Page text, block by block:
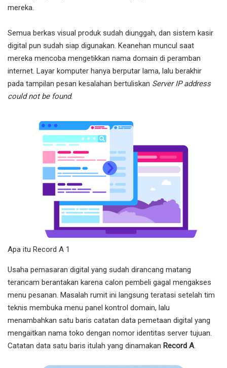
mereka.
Semua berkas visual produk sudah diunggah, dan sistem kasir
digital pun sudah siap digunakan. Keanehan muncul saat
mereka mencoba mengetikkan nama domain di peramban
internet. Layar komputer hanya berputar lama, lalu berakhir
pada tampilan pesan kesalahan bertuliskan Server IP address
could not be found.
Apa itu Record A 1
Usaha pemasaran digital yang sudah dirancang matang
terancam berantakan karena calon pembeli gagal mengakses
menu pesanan. Masalah rumit ini langsung teratasi setelah tim
teknis membuka menu panel kontrol domain, lalu
menambahkan satu baris catatan data pemetaan digital yang
mengaitkan nama toko dengan nomor identitas server tujuan.
Catatan data satu baris itulah yang dinamakan Record A.